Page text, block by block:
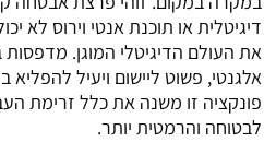
דיגיטלית או תוכנת אנטי וירוס לא
את העולם הדיגיטלי המוגן.
אלגנטי, פשוט ליישום ויעיל
פונקציה זו משנה את כלל זרימת
לבטוחה והרמטית יותר.